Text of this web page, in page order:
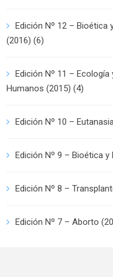
Edición Nº 12 – Bioética
(2016) (6)
Edición Nº 11 – Ecología
Humanos (2015) (4)
Edición Nº 10 –
Edición Nº 9 – Bioética y
Edición Nº 8 –
Edición Nº 7 – Aborto